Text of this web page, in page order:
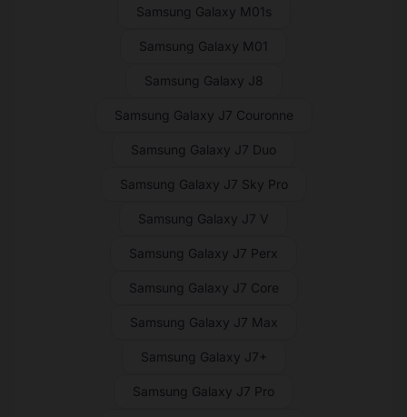
Samsung Galaxy M01s
Samsung Galaxy M01
Samsung Galaxy J8
Samsung Galaxy J7 Couronne
Samsung Galaxy J7 Duo
Samsung Galaxy J7 Sky Pro
Samsung Galaxy J7 V
Samsung Galaxy J7 Perx
Samsung Galaxy J7 Core
Samsung Galaxy J7 Max
Samsung Galaxy J7+
Samsung Galaxy J7 Pro